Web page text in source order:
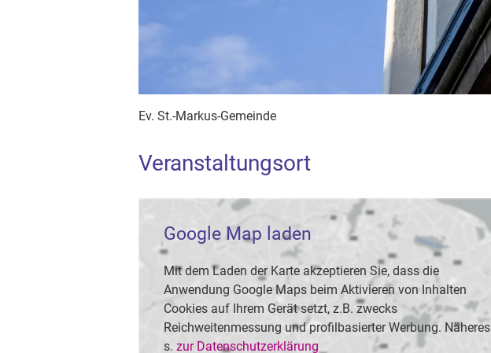
Ev. St.-Markus-Gemeinde
Veranstaltungsort
Google Map laden
Mit dem Laden der Karte akzeptieren Sie, dass die
Anwendung Google Maps beim Aktivieren von Inhalten
Cookies auf Ihrem Gerät setzt, z.B. zwecks
Reichweitenmessung und profilbasierter Werbung. Näheres
s. zur Datenschutzerklärung